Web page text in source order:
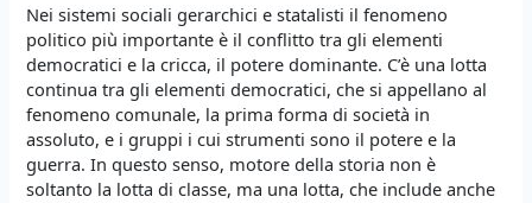
Nei sistemi sociali gerarchici e statalisti il fenomeno
politico più importante è il conflitto tra gli elementi
democratici e la cricca, il potere dominante. C’è una lotta
continua tra gli elementi democratici, che si appellano al
fenomeno comunale, la prima forma di società in
assoluto, e i gruppi i cui strumenti sono il potere e la
guerra. In questo senso, motore della storia non è
soltanto la lotta di classe, ma una lotta, che include anche